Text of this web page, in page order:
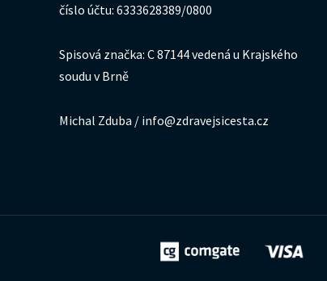
číslo účtu: 6333628389/0800
Spisová značka: C 87144 vedená u Krajského
soudu v Brně
Michal Zduba / info@zdravejsicesta.cz